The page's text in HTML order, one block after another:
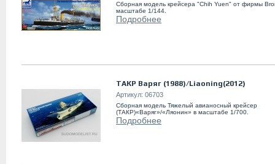
Сборная модель крейсера "Chih Yuen" от фирмы
масштабе 1/144.
Подробнее
ТАКР Варяг (1988)/Liaoning(2012)
Артикул: 06703
Сборная модель Тяжелый авианосный крейсер
(ТАКР)«Варяг»/«Ляонин» в масштабе 1/700.
Подробнее